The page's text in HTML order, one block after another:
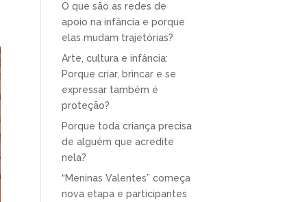
O que são as redes de
apoio na infância e porque
elas mudam trajetórias?
Arte, cultura e infância:
Porque criar, brincar e se
expressar também é
proteção?
Porque toda criança precisa
de alguém que acredite
nela?
“Meninas Valentes” começa
nova etapa e participantes